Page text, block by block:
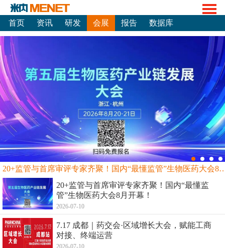
首页 资讯 研发 会展 报告 数据库
20+监管与首席审评专家齐聚！国内“最
20+监管与首席审评专家齐聚！国内“最懂监
管”生物医药大会8月开幕！
2026-07-10
7.17 成都｜药交会·区域增长大会，赋能工商
对接、终端运营